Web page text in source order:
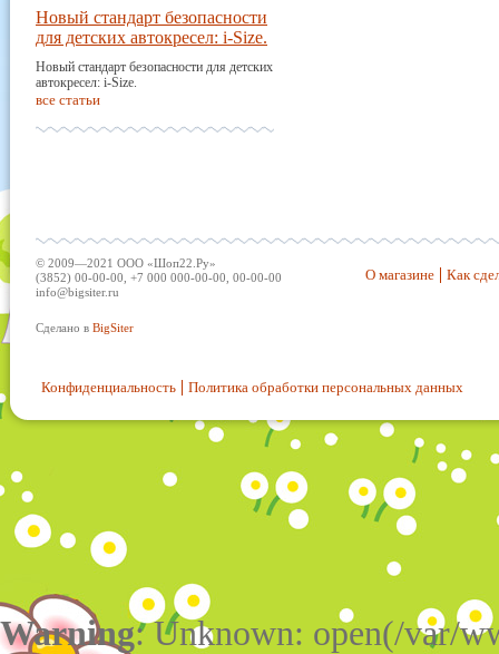
Новый стандарт безопасности
для детских автокресел: i-Size.
Новый стандарт безопасности для детских
автокресел: i-Size.
все статьи
© 2009—2021 ООО «Шоп22.Ру»
(3852) 00-00-00, +7 000 000-00-00, 00-00-00
info@bigsiter.ru
Сделано в BigSiter
О магазине Как
Конфиденциальность Политика обработки персональных данных
Warning: Unknown: open(/var/